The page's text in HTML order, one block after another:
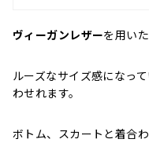
ヴィーガンレザーを用い
ルーズなサイズ感になっ
わせれます。
ボトム、スカートと着合